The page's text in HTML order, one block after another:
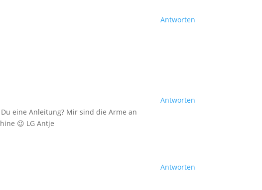
Antworten
eine Anleitung? Mir sind die Arme an
😉 LG Antje
Antworten
Antworten